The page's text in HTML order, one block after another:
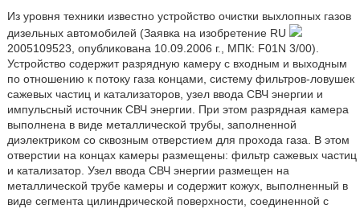
Из уровня техники известно устройство очистки выхлопных газов
дизельных автомобилей (Заявка на изобретение RU
2005109523, опубликована 10.09.2006 г., МПК: F01N 3/00).
Устройство содержит разрядную камеру с входным и выходным
по отношению к потоку газа концами, систему фильтров-ловушек
сажевых частиц и катализаторов, узел ввода СВЧ энергии и
импульсный источник СВЧ энергии. При этом разрядная камера
выполнена в виде металлической трубы, заполненной
диэлектриком со сквозным отверстием для прохода газа. В этом
отверстии на концах камеры размещены: фильтр сажевых частиц
и катализатор. Узел ввода СВЧ энергии размещен на
металлической трубе камеры и содержит кожух, выполненный в
виде сегмента цилиндрической поверхности, соединенной с